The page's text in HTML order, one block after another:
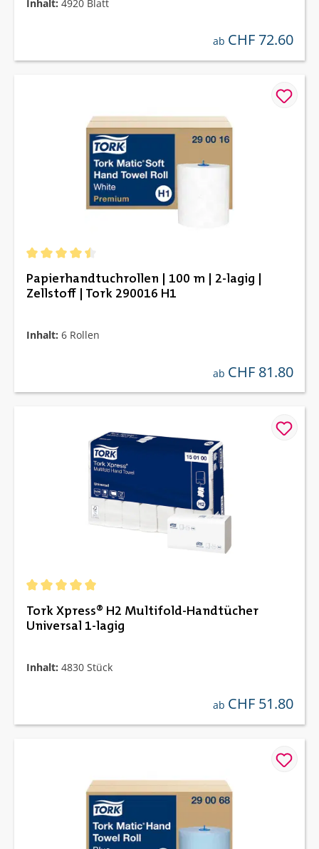
Inhalt: 4920 Blatt
regulärer preis:
ab CHF 72.60
Papierhandtuchrollen | 100 m | 2-lagig |
Zellstoff | Tork 290016 H1
Inhalt: 6 Rollen
regulärer preis:
ab CHF 81.80
Tork Xpress® H2 Multifold-Handtücher
Universal 1-lagig
Inhalt: 4830 Stück
regulärer preis:
ab CHF 51.80